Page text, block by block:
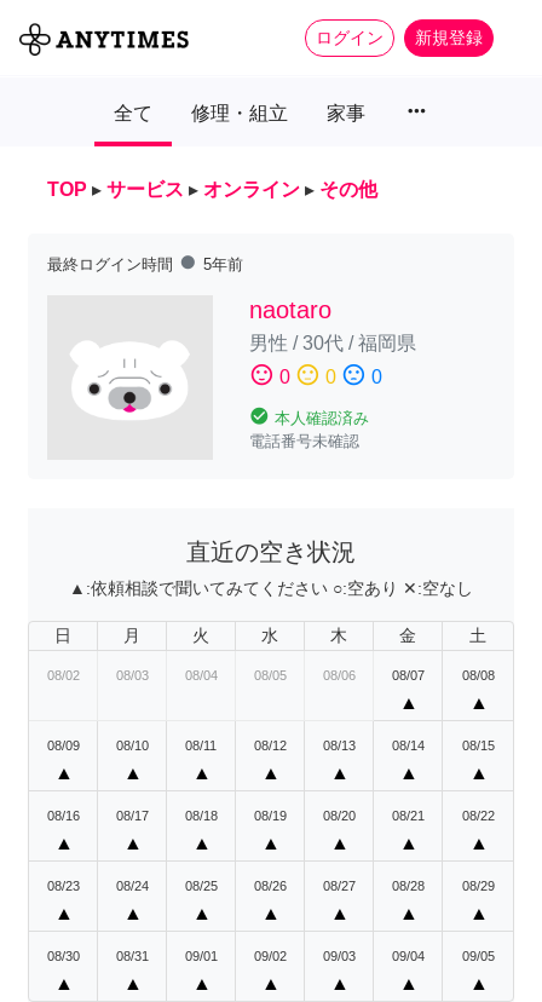
ログイン 新規登録
全て 修理・組立 家事 more_horiz
TOP ▸ サービス ▸ オンライン ▸ その他
最終ログイン時間 fiber_manual_record 5年前
naotaro
男性 /30代/福岡県
sentiment_satisfied 0 sentiment_neutral 0 sentiment_dissatisfied 0
check_circle 本人確認済み
電話番号未確認
直近の空き状況
▲:依頼相談で聞いてみてください ○:空あり ✕:空なし
日 月 火 水 木 金 土
08/02 08/03 08/04 08/05 08/06 08/07
▲
08/08
▲
08/09
▲
08/10
▲
08/11
▲
08/12
▲
08/13
▲
08/14
▲
08/15
▲
08/16
▲
08/17
▲
08/18
▲
08/19
▲
08/20
▲
08/21
▲
08/22
▲
08/23
▲
08/24
▲
08/25
▲
08/26
▲
08/27
▲
08/28
▲
08/29
▲
08/30
▲
08/31
▲
09/01
▲
09/02
▲
09/03
▲
09/04
▲
09/05
▲